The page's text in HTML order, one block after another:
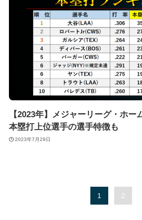
【2023年】メジャーリーグ・ホー
本塁打上位選手の選手特徴も
2023年7月29日
1 2